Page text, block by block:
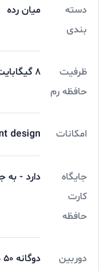
دسته
بندی
میان رده
ظرفیت
حافظه رم
8 گیگابایت
امکانات design
جایگاه
کارت
حافظه
دارد - به
دوربین
دوگانه 50 مگاپیکسل + 2 مگاپیکسل